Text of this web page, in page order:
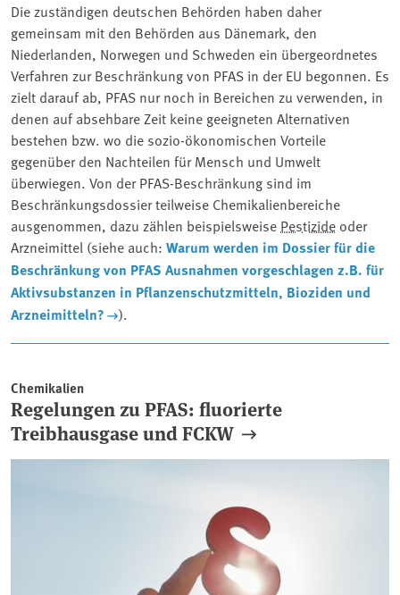
Die zuständigen deutschen Behörden haben daher
gemeinsam mit den Behörden aus Dänemark, den
Niederlanden, Norwegen und Schweden ein übergeordnetes
Verfahren zur Beschränkung von PFAS in der EU begonnen. Es
zielt darauf ab, PFAS nur noch in Bereichen zu verwenden, in
denen auf absehbare Zeit keine geeigneten Alternativen
bestehen bzw. wo die sozio-ökonomischen Vorteile
gegenüber den Nachteilen für Mensch und Umwelt
überwiegen. Von der PFAS-Beschränkung sind im
Beschränkungsdossier teilweise Chemikalienbereiche
ausgenommen, dazu zählen beispielsweise Pestizide oder
Arzneimittel (siehe auch: Warum werden im Dossier für die
Beschränkung von PFAS Ausnahmen vorgeschlagen z.B. für
Aktivsubstanzen in Pflanzenschutzmitteln, Bioziden und
Arzneimitteln?
).
Artikel
Chemikalien
Regelungen zu PFAS: fluorierte
Treibhausgase und FCKW